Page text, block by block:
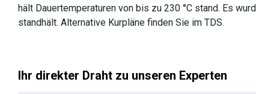
hält Dauertemperaturen von bis zu 230 °C stand. Es
standhält. Alternative Kurpläne finden Sie im TDS.
Ihr direkter Draht zu unseren Experten